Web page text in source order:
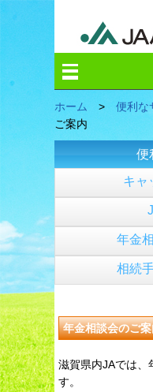
ホーム > 便利な
ご案内
便
キャ
年金
相続
年金相談会のご
滋賀県内JAでは、
す。